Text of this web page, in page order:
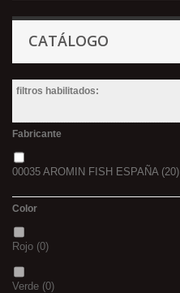
CATÁLOGO
filtros habilitados:
Fabricante
00035 AROMIN FISH ESPAÑA(20)
Color
Rojo (0)
Verde (0)